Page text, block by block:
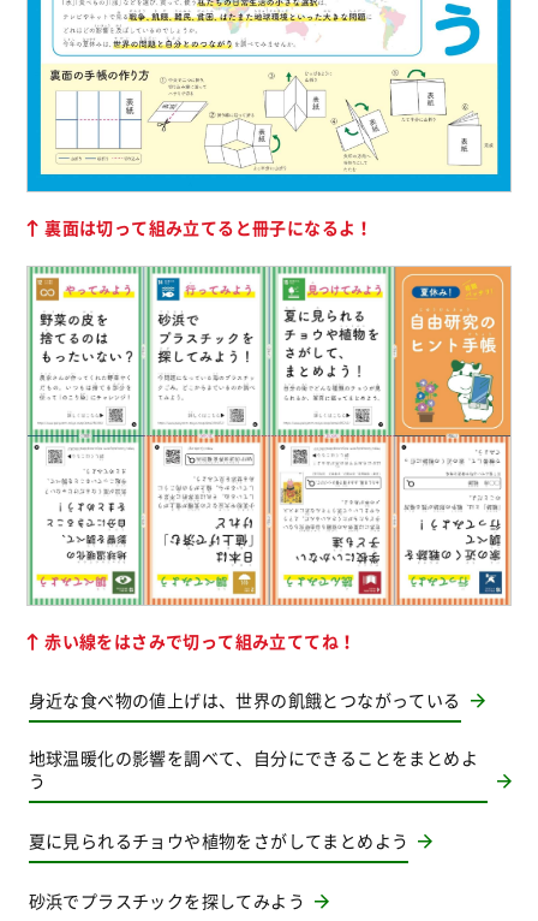
裏面は切って組み立てると冊子になるよ！
赤い線をはさみで切って組み立ててね！
身近な食べ物の値上げは、世界の飢餓とつながっている
地球温暖化の影響を調べて、自分にできることをまとめよ
う
夏に見られるチョウや植物をさがしてまとめよう
砂浜でプラスチックを探してみよう